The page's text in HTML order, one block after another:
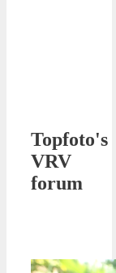
Topfoto's
VRV
forum